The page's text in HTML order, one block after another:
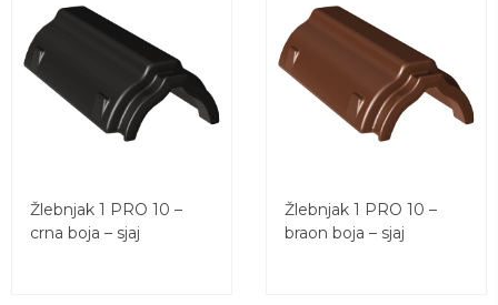
Žlebnjak 1 PRO 10 –
crna boja – sjaj
Žlebnjak 1 PRO 10 –
braon boja – sjaj